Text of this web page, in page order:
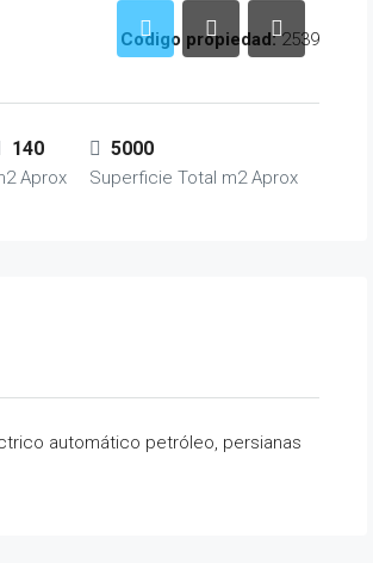
Codigo propiedad:2539
140
Aprox
5000
Superficie Total m2 Aprox
automático petróleo, persianas